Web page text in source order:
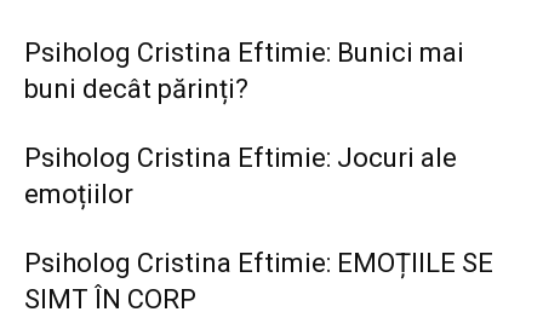
Psiholog Cristina Eftimie: Bunici mai
buni decât părinți?
Psiholog Cristina Eftimie: Jocuri ale
emoțiilor
Psiholog Cristina Eftimie: EMOȚIILE SE
SIMT ÎN CORP